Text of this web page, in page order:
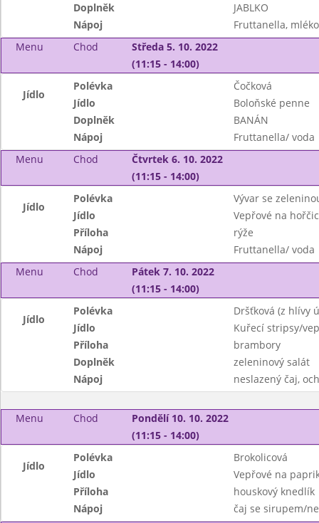
Doplněk
JABLKO
Nápoj
Fruttanella, mléko
Menu
Chod
Středa 5. 10. 2022
(11:15 - 14:00)
Jídlo
Polévka
Čočková
Jídlo
Boloňské penne
Doplněk
BANÁN
Nápoj
Fruttanella/ voda
Menu
Chod
Čtvrtek 6. 10. 2022
(11:15 - 14:00)
Jídlo
Polévka
Vývar se
Jídlo
Vepřové na
Příloha
rýže
Nápoj
Fruttanella/ voda
Menu
Chod
Pátek 7. 10. 2022
(11:15 - 14:00)
Jídlo
Polévka
Dršťková (z hlívy
Jídlo
Kuřecí stripsy/
Příloha
brambory
Doplněk
zeleninový salát
Nápoj
neslazený čaj,
Menu Chod
Pondělí 10. 10. 2022
(11:15 - 14:00)
Jídlo
Polévka
Brokolicová
Jídlo
Vepřové na
Příloha
houskový knedlík
Nápoj
čaj se sirupem/